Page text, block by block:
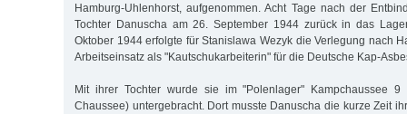
Hamburg-Uhlenhorst, aufgenommen. Acht Tage nach der
Tochter Danuscha am 26. September 1944 zurück in das
Oktober 1944 erfolgte für Stanislawa Wezyk die Verlegung nach
Arbeitseinsatz als "Kautschukarbeiterin" für die Deutsche Kap-
Mit ihrer Tochter wurde sie im "Polenlager" Kampchaussee 9
Chaussee) untergebracht. Dort musste Danuscha die kurze Zeit